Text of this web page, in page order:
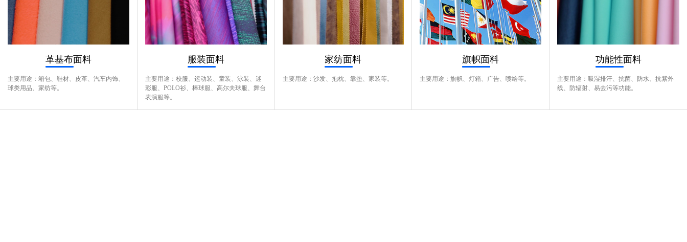
革基布面料
主要用途：箱包、鞋材、皮革、汽车内饰、
球类用品、家纺等。
服装面料
主要用途：校服、运动装、童装、泳装、迷
彩服、POLO衫、棒球服、高尔夫球服、舞台
表演服等。
家纺面料
主要用途：沙发、抱枕、靠垫、家装等。
旗帜面料
主要用途：旗帜、灯箱、广告、喷绘等。
功能性面料
主要用途：吸湿排汗、抗菌、防水、抗紫外
线、防辐射、易去污等功能。